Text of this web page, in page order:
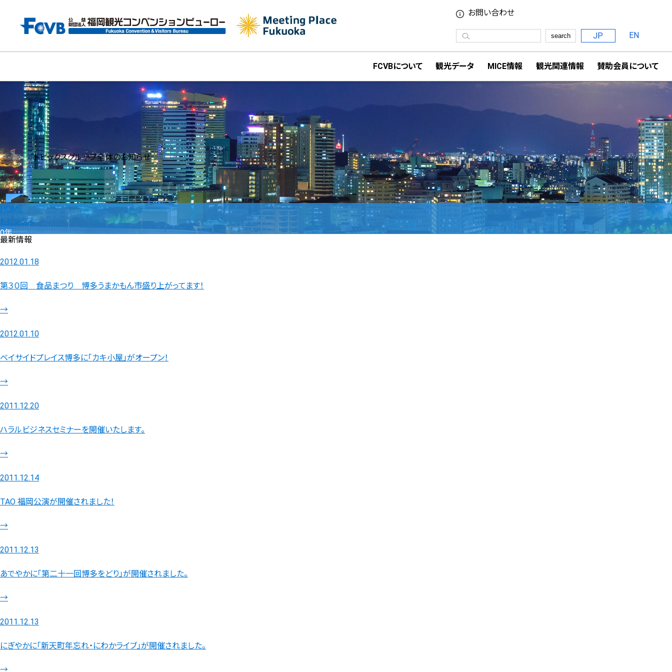
お問い合わせ
search JP EN
FCVBについて 観光データ MICE情報 観光関連情報 賛助会員について
トピックスグループ全体のお知らせ
HOME
トピックス
0年
最新情報
2012.01.18
第３０回 食品まつり 博多うまかもん市盛り上がってます！
→
2012.01.10
ベイサイドプレイス博多に「カキ小屋」がオープン！
→
2011.12.20
ハラルビジネスセミナーを開催いたします。
→
2011.12.14
TAO 福岡公演が開催されました！
→
2011.12.13
あでやかに「第二十一回博多をどり」が開催されました。
→
2011.12.13
にぎやかに「新天町年忘れ・にわかライブ」が開催されました。
→